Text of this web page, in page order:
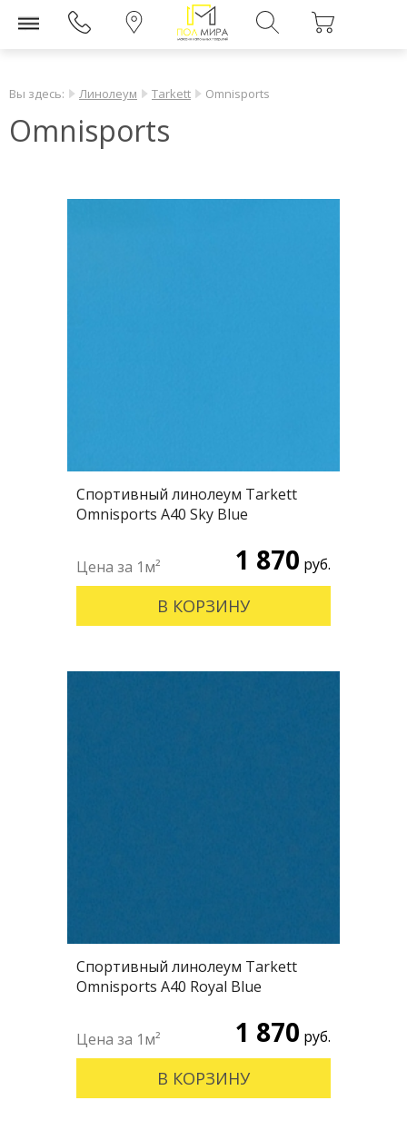
Вы здесь: Линолеум Tarkett Omnisports
Omnisports
Спортивный линолеум Tarkett
Omnisports А40 Sky Blue
1 870 руб.
В КОРЗИНУ
Спортивный линолеум Tarkett
Omnisports А40 Royal Blue
1 870 руб.
В КОРЗИНУ